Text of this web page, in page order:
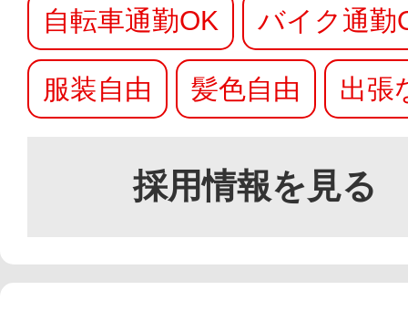
自転車通勤OK バイク通勤
服装自由 髪色自由 出張
採用情報を見る